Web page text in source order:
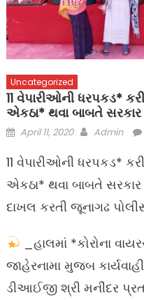
Uncategorized
11 વેપારીઓની ધરપકડ*
એકઠા* થવા બાબતે સરકાર
Posted
April 11, 2020 Author
Admin
11 વેપારીઓની ધરપકડ*
એકઠા* થવા બાબતે
દાખલ કરતી જૂનાગઢ
_હાલમાં *કોરોના
જાહેરનામા મુજબ
ડીઆઈજી શ્રી મનીંદર